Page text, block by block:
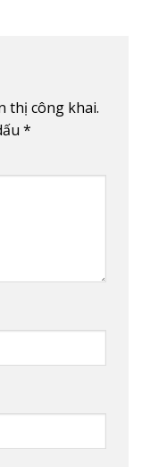
thị công khai.
*